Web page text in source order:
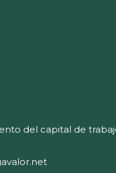
del capital de